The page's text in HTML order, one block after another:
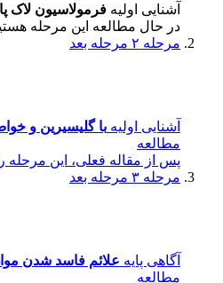
آشنایی اولیه فرمولاسیون لاک
در حال مطالعه این مرحله
مرحله ۲
مرحله بعد
آشنایی اولیه با گلیسیرین و
مطالعه
پس از مقاله فعلی، این مرحله
مرحله ۳
مرحله بعد
آگاهی پایه علائم فاسد شدن
مطالعه